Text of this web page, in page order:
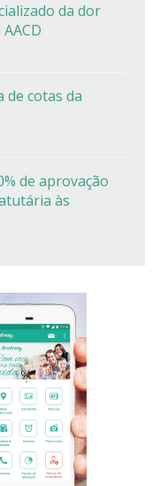
da dor
de cotas da
de aprovação
às